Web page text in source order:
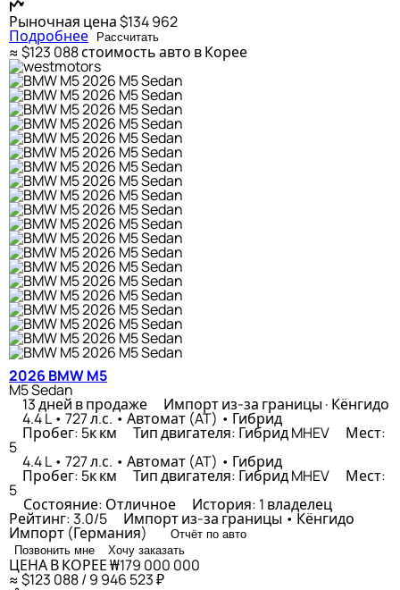
Рыночная цена$134 962
Подробнее Рассчитать
≈ $123 088стоимость авто в Корее
2026 BMW M5
M5 Sedan
13 дней в продаже Импорт из-за границы · Кёнгидо
4.4 L • 727 л.с. • Автомат (AT) • Гибрид
Пробег: 5к км Тип двигателя: Гибрид MHEV Мест:
5
4.4 L • 727 л.с. • Автомат (AT) • Гибрид
Пробег: 5к км Тип двигателя: Гибрид MHEV Мест:
5
Состояние: Отличное История: 1 владелец
Рейтинг: 3.0/5 Импорт из-за границы • Кёнгидо
Импорт (Германия)
Отчёт по авто
Позвонить мне
Хочу заказать
ЦЕНА В КОРЕЕ₩179 000 000
≈ $123 088 / 9 946 523 ₽